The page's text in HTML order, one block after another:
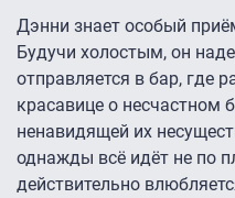
Дэнни знает особый
Будучи холостым, он
отправляется в бар, где
красавице о несчастном
ненавидящей их
однажды всё идёт не по
действительно